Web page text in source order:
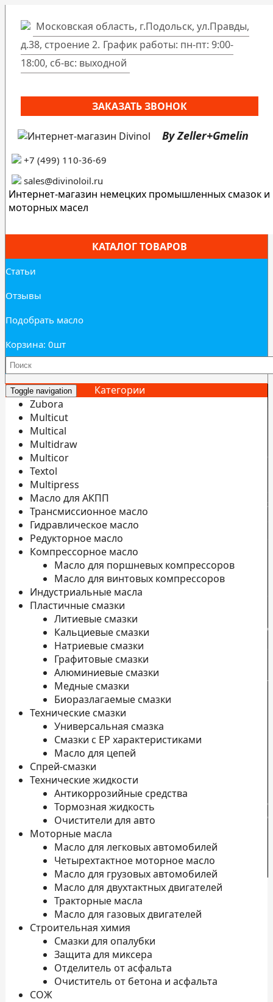
Московская область, г.Подольск, ул.Правды,
д.38, строение 2. График работы: пн-пт: 9:00-
18:00, сб-вс: выходной
ЗАКАЗАТЬ ЗВОНОК
By Zeller+Gmelin
+7 (499) 110-36-69
sales@divinoloil.ru
Интернет-магазин немецких промышленных смазок и
моторных масел
КАТАЛОГ ТОВАРОВ
Статьи
Отзывы
Подобрать масло
Корзина: 0шт
Toggle navigation
Категории
Zubora
Multicut
Multical
Multidraw
Multicor
Textol
Multipress
Масло для АКПП
Трансмиссионное масло
Гидравлическое масло
Редукторное масло
Компрессорное масло
Масло для поршневых компрессоров
Масло для винтовых компрессоров
Индустриальные масла
Пластичные смазки
Литиевые смазки
Кальциевые смазки
Натриевые смазки
Графитовые смазки
Алюминиевые смазки
Медные смазки
Биоразлагаемые смазки
Технические смазки
Универсальная смазка
Смазки с EP характеристиками
Масло для цепей
Спрей-смазки
Технические жидкости
Антикоррозийные средства
Тормозная жидкость
Очистители для авто
Моторные масла
Масло для легковых автомобилей
Четырехтактное моторное масло
Масло для грузовых автомобилей
Масло для двухтактных двигателей
Тракторные масла
Масло для газовых двигателей
Строительная химия
Смазки для опалубки
Защита для миксера
Отделитель от асфальта
Очиститель от бетона и асфальта
СОЖ